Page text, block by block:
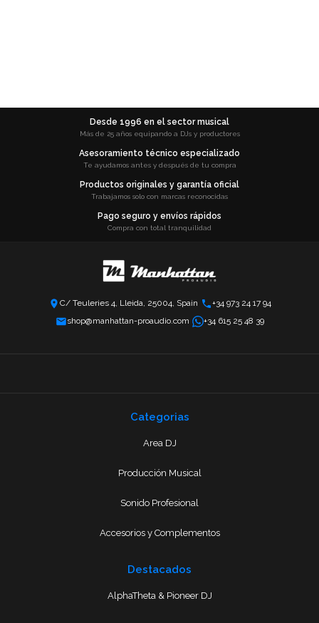
Desde 1996 en el sector musical
Más de 25 años equipando a DJs y productores
Asesoramiento técnico especializado
Te ayudamos antes y después de tu compra
Productos originales y garantía oficial
Trabajamos solo con marcas reconocidas
Pago seguro y envíos rápidos
Compra con total tranquilidad
C/ Teuleries 4, Lleida, 25004, Spain
+34 973 24 17 94
shop@manhattan-proaudio.com
+34 615 25 48 39
Categorias
Area DJ
Producción Musical
Sonido Profesional
Accesorios y Complementos
Destacados
AlphaTheta & Pioneer DJ